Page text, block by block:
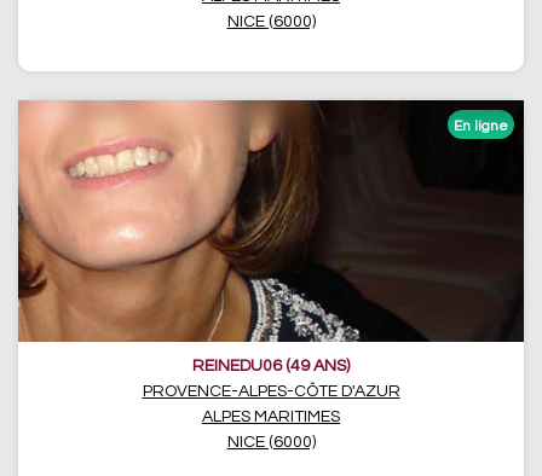
NICE (6000)
REINEDU06 (49 ANS)
PROVENCE-ALPES-CÔTE D'AZUR
ALPES MARITIMES
NICE (6000)